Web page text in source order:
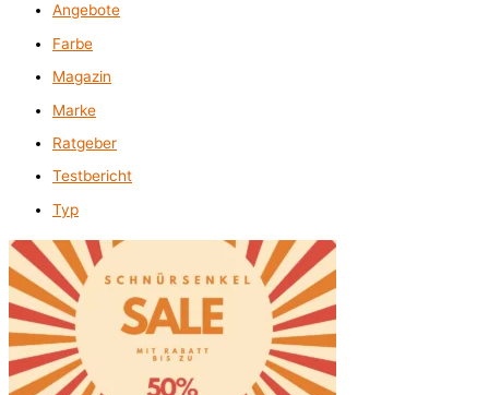
Angebote
Farbe
Magazin
Marke
Ratgeber
Testbericht
Typ